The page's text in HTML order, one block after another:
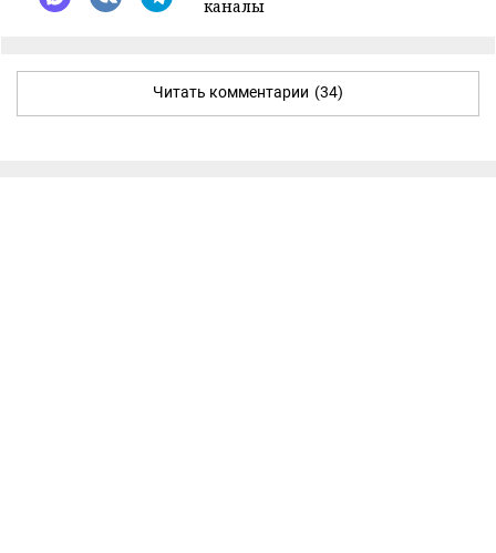
каналы
Читать комментарии (34)